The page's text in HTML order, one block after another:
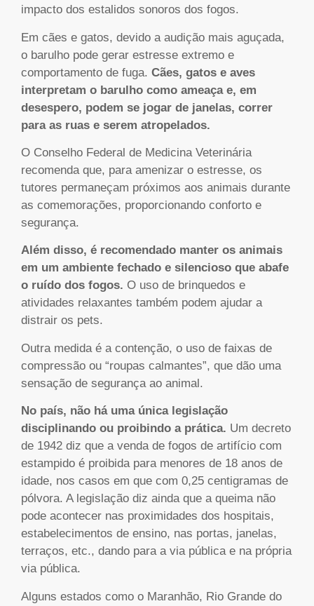
impacto dos estalidos sonoros dos fogos.
Em cães e gatos, devido a audição mais aguçada,
o barulho pode gerar estresse extremo e
comportamento de fuga. Cães, gatos e aves
interpretam o barulho como ameaça e, em
desespero, podem se jogar de janelas, correr
para as ruas e serem atropelados.
O Conselho Federal de Medicina Veterinária
recomenda que, para amenizar o estresse, os
tutores permaneçam próximos aos animais durante
as comemorações, proporcionando conforto e
segurança.
Além disso, é recomendado manter os animais
em um ambiente fechado e silencioso que abafe
o ruído dos fogos. O uso de brinquedos e
atividades relaxantes também podem ajudar a
distrair os pets.
Outra medida é a contenção, o uso de faixas de
compressão ou “roupas calmantes”, que dão uma
sensação de segurança ao animal.
No país, não há uma única legislação
disciplinando ou proibindo a prática. Um decreto
de 1942 diz que a venda de fogos de artifício com
estampido é proibida para menores de 18 anos de
idade, nos casos em que com 0,25 centigramas de
pólvora. A legislação diz ainda que a queima não
pode acontecer nas proximidades dos hospitais,
estabelecimentos de ensino, nas portas, janelas,
terraços, etc., dando para a via pública e na própria
via pública.
Alguns estados como o Maranhão, Rio Grande do